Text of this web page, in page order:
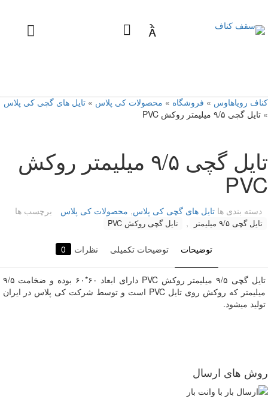

کناف رویاهاوس » فروشگاه » محصولات کی پلاس » تایل های گچی کی پلاس
» تایل گچی ۹/۵ میلیمتر روکش PVC
تایل گچی ۹/۵ میلیمتر روکش
PVC
دسته بندی ها تایل های گچی کی پلاس, محصولات کی پلاس برچسب ها
تایل گچی ۹/۵ میلیمتر , تایل گچی روکش PVC
توضیحات توضیحات تکمیلی نظرات 0
تایل گچی ۹/۵ میلیمتر روکش PVC دارای ابعاد ۶۰*۶۰ بوده و ضخامت ۹/۵
میلیمتر که روکش روی تایل PVC است و توسط شرکت کی پلاس در ایران
تولید میشود.
اولین نفری باشید که دیدگاهی را ارسال می کنید
برای “تایل گچی ۹/۵ میلیمتر روکش PVC”
روش های ارسال